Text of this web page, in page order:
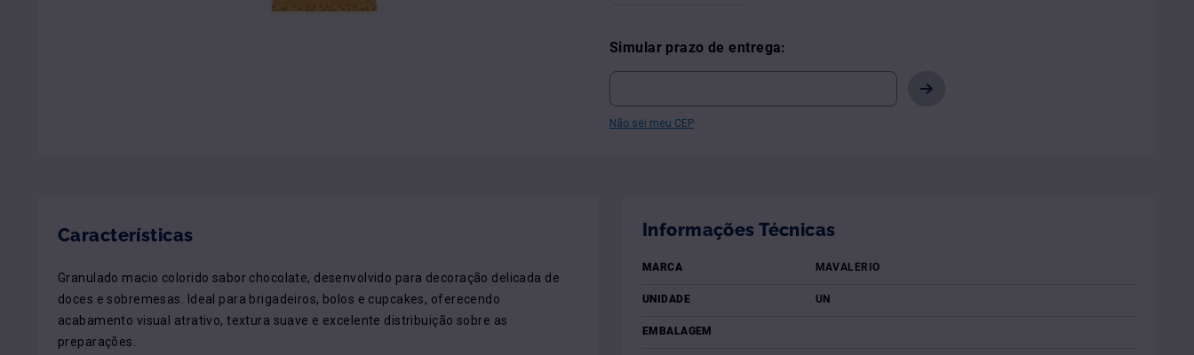
Simular prazo de entrega:
Não sei meu CEP
Características
Granulado macio colorido sabor chocolate, desenvolvido para decoração delicada de
doces e sobremesas. Ideal para brigadeiros, bolos e cupcakes, oferecendo
acabamento visual atrativo, textura suave e excelente distribuição sobre as
preparações.
Informações Técnicas
MARCA MAVALERIO
UNIDADE UN
EMBALAGEM